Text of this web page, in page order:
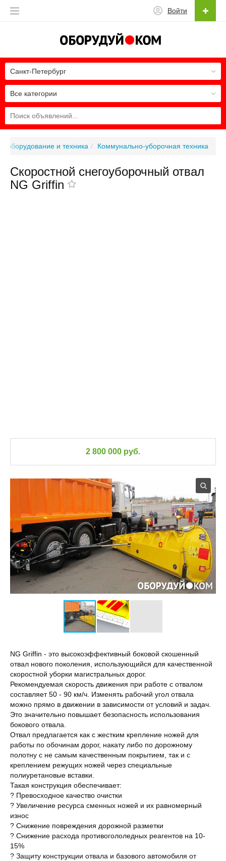
Войти
Все категории
Санкт-Петербург
оборудование и техника Коммунально-уборочная техника
Скоростной снегоуборочный отвал
NG Griffin
2 800 000 руб.
NG Griffin - это высокоэффективный боковой скошенный
отвал нового поколения, использующийся для качественной
скоростной уборки магистральных дорог.
Рекомендуемая скорость движения при работе с отвалом
составляет 50 - 90 км/ч. Изменять рабочий угол отвала
можно прямо в движении в зависимости от условий и задач.
Это значительно повышает безопасность использования
бокового отвала.
Отвал предлагается как с жестким крепление ножей для
работы по обочинам дорог, накату либо по дорожному
полотну с не самым качественным покрытием, так и с
креплением режущих ножей через специальные
полиуретановые вставки.
Такая конструкция обеспечивает:
? Превосходное качество очистки
? Увеличение ресурса сменных ножей и их равномерный
износ
? Снижение повреждения дорожной разметки
? Снижение расхода противогололедных реагентов на 10-
15%
? Защиту конструкции отвала и базового автомобиля от